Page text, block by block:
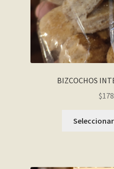
BIZCOCHOS